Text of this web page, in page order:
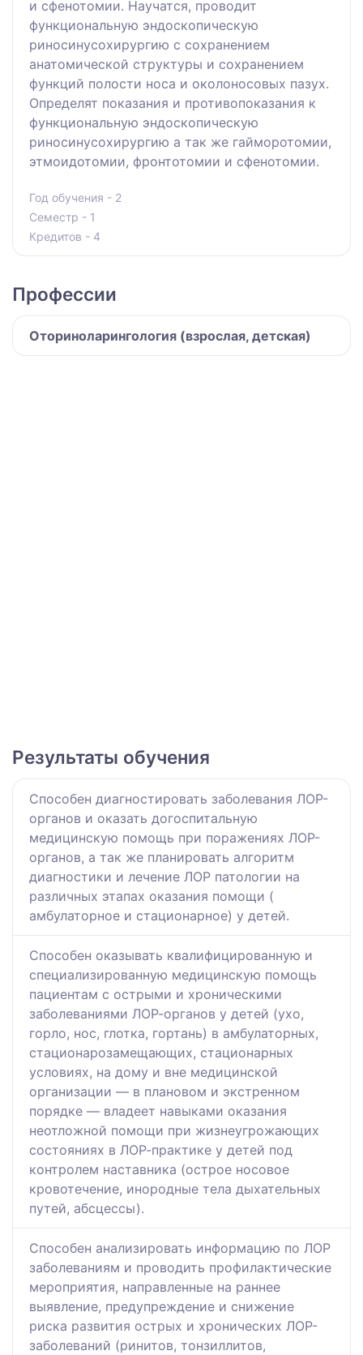
и сфенотомии. Научатся, проводит
функциональную эндоскопическую
риносинусохирургию с сохранением
анатомической структуры и сохранением
функций полости носа и околоносовых пазух.
Определят показания и противопоказания к
функциональную эндоскопическую
риносинусохирургию а так же гайморотомии,
этмоидотомии, фронтотомии и сфенотомии.
Год обучения - 2
Семестр - 1
Кредитов - 4
Профессии
Оториноларингология (взрослая, детская)
Результаты обучения
Способен диагностировать заболевания ЛОР-
органов и оказать догоспитальную
медицинскую помощь при поражениях ЛОР-
органов, а так же планировать алгоритм
диагностики и лечение ЛОР патологии на
различных этапах оказания помощи (
амбулаторное и стационарное) у детей.
Способен оказывать квалифицированную и
специализированную медицинскую помощь
пациентам с острыми и хроническими
заболеваниями ЛОР-органов у детей (ухо,
горло, нос, глотка, гортань) в амбулаторных,
стационарозамещающих, стационарных
условиях, на дому и вне медицинской
организации — в плановом и экстренном
порядке — владеет навыками оказания
неотложной помощи при жизнеугрожающих
состояниях в ЛОР-практике у детей под
контролем наставника (острое носовое
кровотечение, инородные тела дыхательных
путей, абсцессы).
Способен анализировать информацию по ЛОР
заболеваниям и проводить профилактические
мероприятия, направленные на раннее
выявление, предупреждение и снижение
риска развития острых и хронических ЛОР-
заболеваний (ринитов, тонзиллитов,